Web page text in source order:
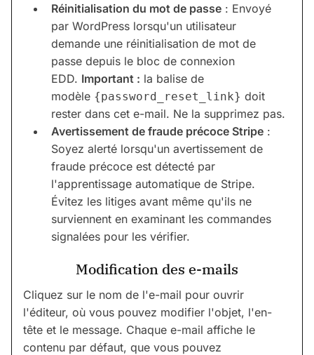
Réinitialisation du mot de passe : Envoyé
par WordPress lorsqu'un utilisateur
demande une réinitialisation de mot de
passe depuis le bloc de connexion
EDD. Important : la balise de
modèle {password_reset_link} doit
rester dans cet e-mail. Ne la supprimez pas.
Avertissement de fraude précoce Stripe :
Soyez alerté lorsqu'un avertissement de
fraude précoce est détecté par
l'apprentissage automatique de Stripe.
Évitez les litiges avant même qu'ils ne
surviennent en examinant les commandes
signalées pour les vérifier.
Modification des e-mails
Cliquez sur le nom de l'e-mail pour ouvrir
l'éditeur, où vous pouvez modifier l'objet, l'en-
tête et le message. Chaque e-mail affiche le
contenu par défaut, que vous pouvez